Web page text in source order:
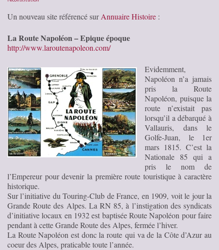
Un nouveau site référencé surAnnuaire Histoire :
La Route Napoléon – Epique époque
http://www.laroutenapoleon.com/
Evidemment,
Napoléon n’a jamais
pris la Route
Napoléon, puisque la
route n’existait pas
lorsqu’il a débarqué à
Vallauris, dans le
Golfe-Juan, le 1er
mars 1815. C’est la
Nationale 85 qui a
pris le nom de
l’Empereur pour devenir la première route touristique à caractère
historique.
Sur l’initiative du Touring-Club de France, en 1909, voit le jour la
Grande Route des Alpes. La RN 85, à l’instigation des syndicats
d’initiative locaux en 1932 est baptisée Route Napoléon pour faire
pendant à cette Grande Route des Alpes, fermée l’hiver.
La Route Napoléon est donc la route qui va de la Côte d’Azur au
coeur des Alpes, praticable toute l’année.